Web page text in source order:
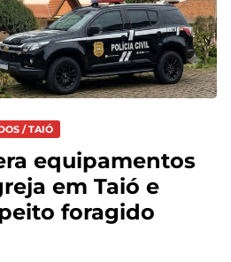
/ TAIÓ
equipamentos
em Taió e
foragido